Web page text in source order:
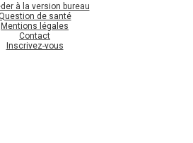
à la version bureau
de santé
Mentions légales
Contact
Inscrivez-vous